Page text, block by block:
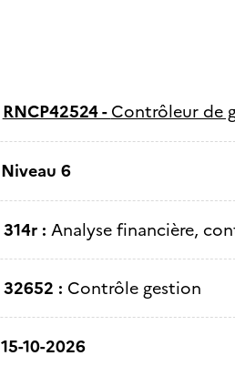
RNCP42524 -Contrôleur de
Niveau 6
314r : Analyse financière,
32652 : Contrôle gestion
15-10-2026